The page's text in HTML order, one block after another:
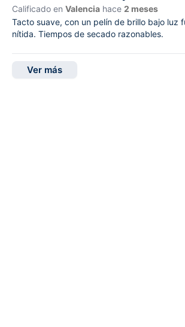
Calificado en Valencia hace 2 meses
Tacto suave, con un pelín de brillo bajo luz
nítida. Tiempos de secado razonables.
Ver más